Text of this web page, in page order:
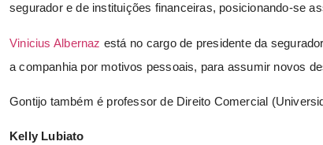
segurador e de instituições financeiras, posicionando-se
Vinicius Albernaz está no cargo de presidente da
a companhia por motivos pessoais, para assumir novos
Gontijo também é professor de Direito Comercial
Kelly Lubiato